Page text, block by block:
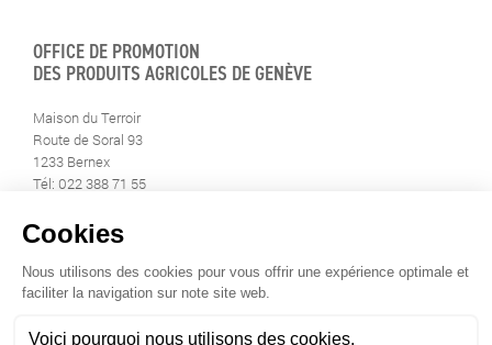
OFFICE DE PROMOTION
DES PRODUITS AGRICOLES DE GENÈVE
Maison du Terroir
Route de Soral 93
1233 Bernex
Tél: 022 388 71 55
info@geneveterroir.ge.ch
RESTEZ AU CONTACT DE
TOUTE L’ACTUALITÉ DU TERROIR